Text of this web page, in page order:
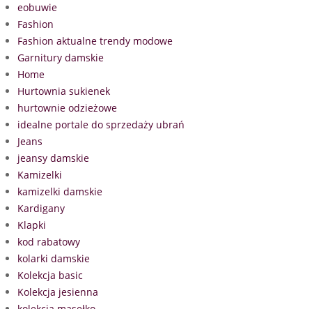
eobuwie
Fashion
Fashion aktualne trendy modowe
Garnitury damskie
Home
Hurtownia sukienek
hurtownie odzieżowe
idealne portale do sprzedaży ubrań
Jeans
jeansy damskie
Kamizelki
kamizelki damskie
Kardigany
Klapki
kod rabatowy
kolarki damskie
Kolekcja basic
Kolekcja jesienna